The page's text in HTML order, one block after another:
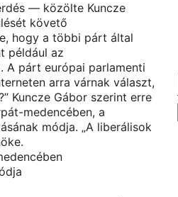
— közölte Kuncze
követő
hogy a többi párt által
például az
A párt európai parlamenti
arra várnak választ,
Kuncze Gábor szerint erre
medencében, a
módja. „A liberálisok